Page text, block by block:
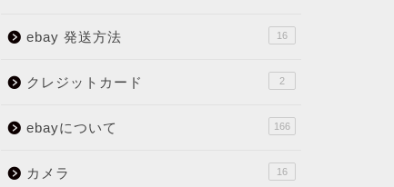
ebay 発送方法 16
クレジットカード 2
ebayについて 166
カメラ 16